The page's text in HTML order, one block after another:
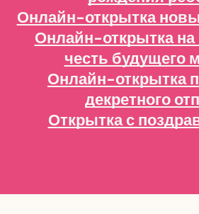
Онлайн-открытка
Онлайн-открытка на
честь будущего
Онлайн-открытка
декретного
Открытка с